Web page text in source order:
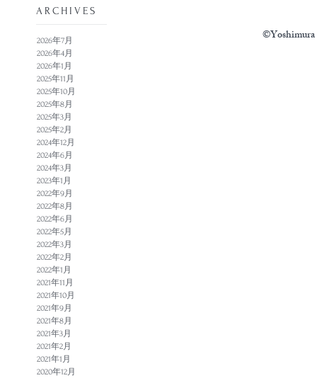
​ARCHIVES
2026年7月
2026年4月
2026年1月
2025年11月
2025年10月
2025年8月
2025年3月
2025年2月
2024年12月
2024年6月
2024年3月
2023年1月
2022年9月
2022年8月
2022年6月
2022年5月
2022年3月
2022年2月
2022年1月
2021年11月
2021年10月
2021年9月
2021年8月
2021年3月
2021年2月
2021年1月
2020年12月
©Yoshimura